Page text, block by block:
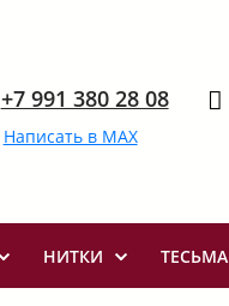
+7 991 380 28 08
Написать в MAX
НИТКИ ТЕСЬМА